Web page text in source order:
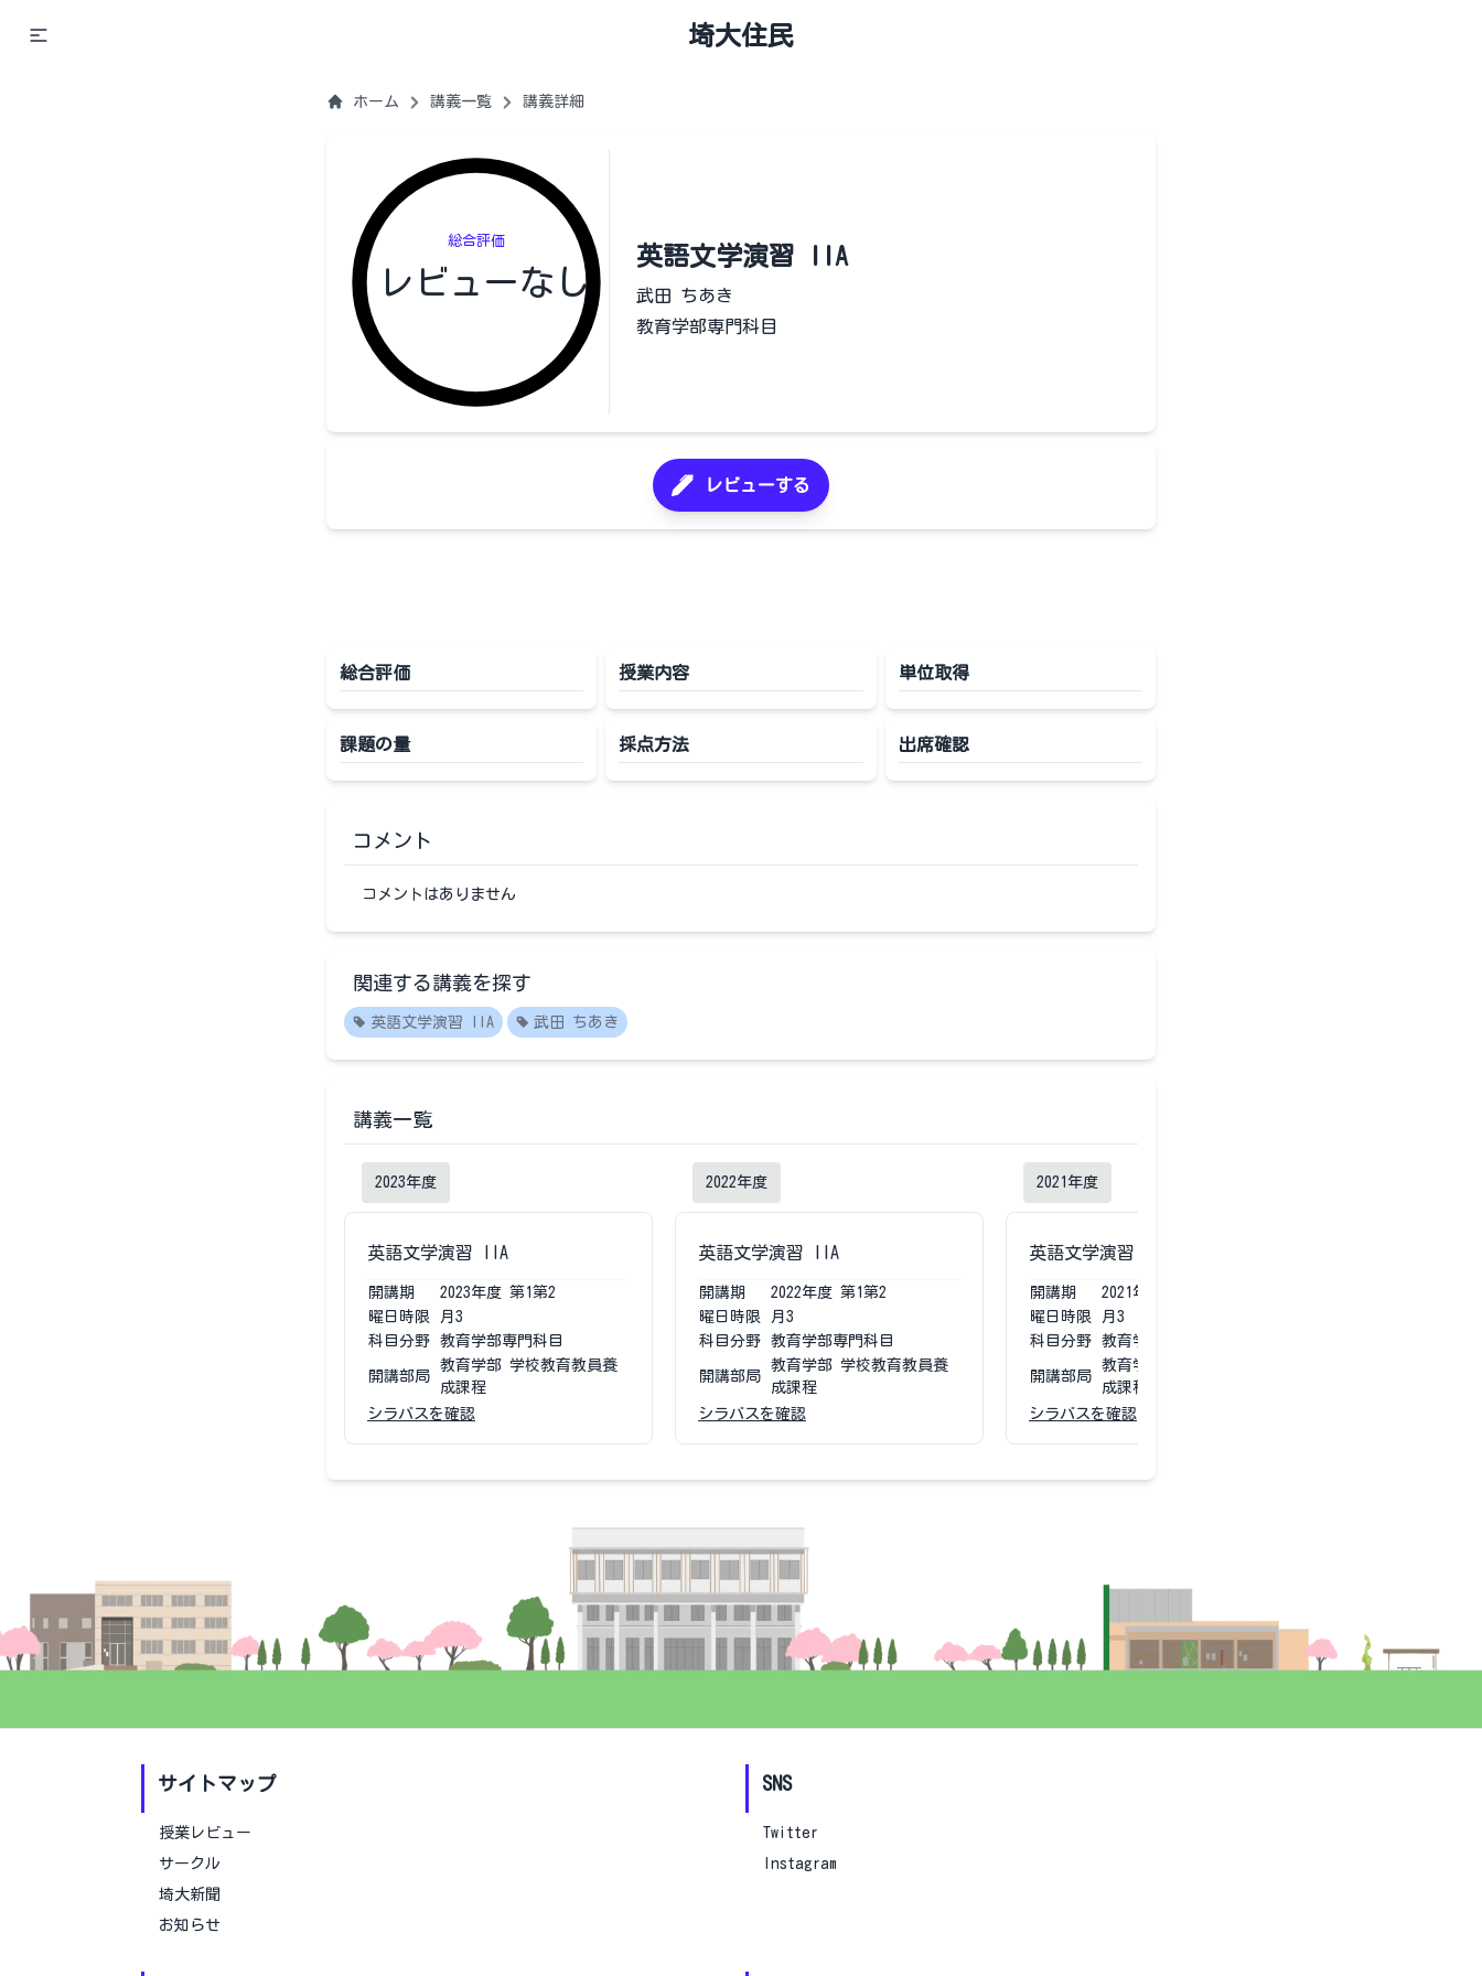
埼大住民
ホーム 講義一覧 講義詳細
総合評価
レビューなし
英語文学演習 IIA
武田 ちあき
教育学部専門科目
レビューする
総合評価 授業内容 単位取得
課題の量 採点方法 出席確認
コメント
コメントはありません
関連する講義を探す
英語文学演習 IIA 武田 ちあき
講義一覧
2023年度
英語文学演習 IIA
開講期 2023年度 第1第2
曜日時限
月3
科目分野
教育学部専門科目
開講部局
教育学部 学校教育教員養
成課程
シラバスを確認
2022年度
英語文学演習 IIA
開講期 2022年度 第1第2
曜日時限
月3
科目分野
教育学部専門科目
開講部局
教育学部 学校教育教員養
成課程
シラバスを確認
2021 年度
英語文学演習 IIA
開講期 2021 年度
曜日時限
月3
科目分野
教育学部専門科目
開講部局
教育学部 学校教育教員養
成課程
シラバスを確認
サイトマップ
授業レビュー
サークル
埼大新聞
お知らせ
SNS
Twitter
Instagram